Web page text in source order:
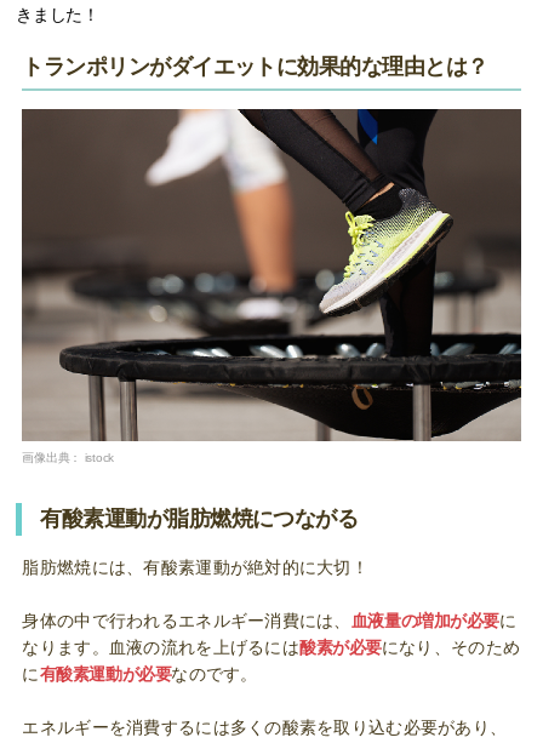
きました！
トランポリンがダイエットに効果的な理由とは？
画像出典： istock
有酸素運動が脂肪燃焼につながる
脂肪燃焼には、有酸素運動が絶対的に大切！
身体の中で行われるエネルギー消費には、 血液量の増加が必要に
なります。血液の流れを上げるには酸素が必要になり、そのため
に有酸素運動が必要なのです。
エネルギーを消費するには多くの酸素を取り込む必要があり、